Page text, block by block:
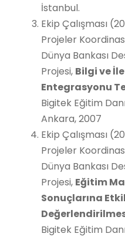
İstanbul.
Ekip Çalışması
Projeler
Dünya Bankası
Projesi, Bilgi ve
Entegrasyonu
Bigitek Eğitim
Ankara, 2007
Ekip Çalışması
Projeler
Dünya Bankası
Projesi, Eğitim
Sonuçlarına
Bigitek Eğitim